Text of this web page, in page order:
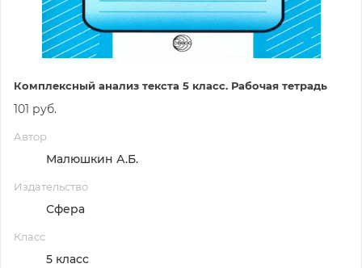
Комплексный анализ текста 5 класс. Рабочая тетрадь
101 руб.
Автор
Малюшкин А.Б.
Издательство
Сфера
Класс
5 класс